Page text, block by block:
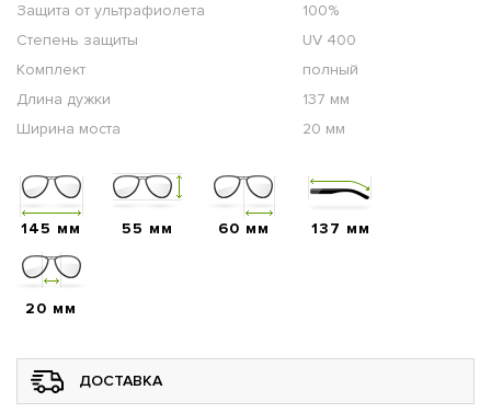
Защита от ультрафиолета
100%
Степень защиты
UV 400
Комплект
полный
Длина дужки
137 мм
Ширина моста
20 мм
145 мм 55 мм 60 мм 137 мм
20 мм
ДОСТАВКА